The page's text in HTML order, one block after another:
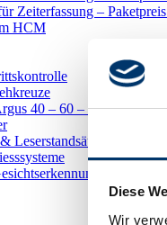
Diese
Wir
Zeiterfassung –
HCM
40 – 60 – 80
Leserstandsäulen
Gerät